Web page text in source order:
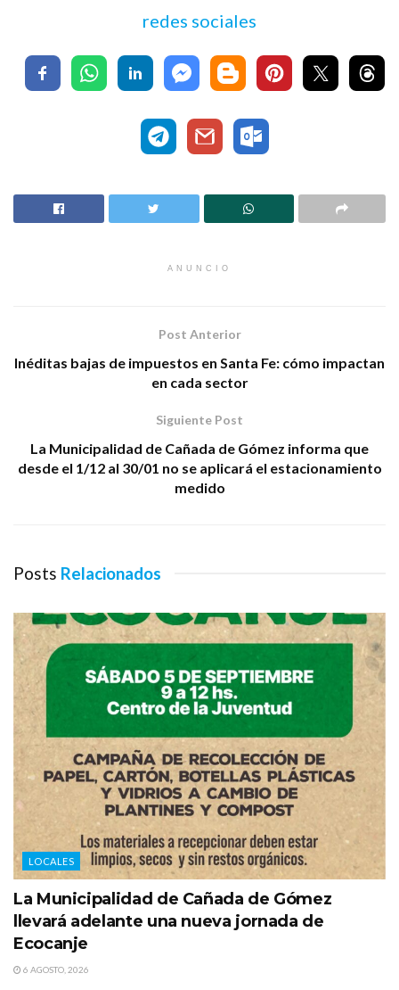
redes sociales
ANUNCIO
Post Anterior
Inéditas bajas de impuestos en Santa Fe: cómo impactan
en cada sector
Siguiente Post
La Municipalidad de Cañada de Gómez informa que
desde el 1/12 al 30/01 no se aplicará el estacionamiento
medido
Posts Relacionados
LOCALES
La Municipalidad de Cañada de Gómez
llevará adelante una nueva jornada de
Ecocanje
6 AGOSTO, 2026